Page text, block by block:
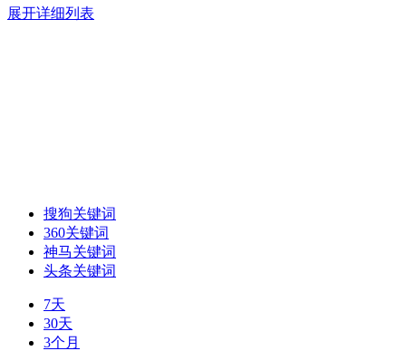
展开详细列表
搜狗关键词
360关键词
神马关键词
头条关键词
7天
30天
3个月